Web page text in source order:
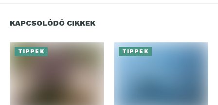
KAPCSOLÓDÓ CIKKEK
TIPPEK TIPPEK